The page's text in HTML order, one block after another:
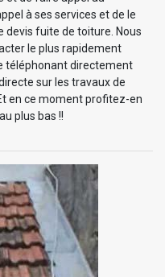
à ses services et de le
devis fuite de toiture. Nous
le plus rapidement
téléphonant directement
sur les travaux de
en ce moment profitez-en
plus bas !!